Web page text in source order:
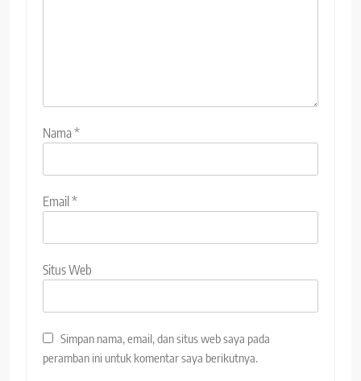
Nama*
Email *
Situs Web
Simpan nama, email, dan situs web saya pada
peramban ini untuk komentar saya berikutnya.